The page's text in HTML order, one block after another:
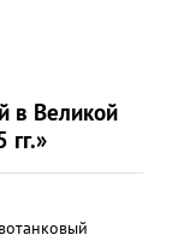
в Великой